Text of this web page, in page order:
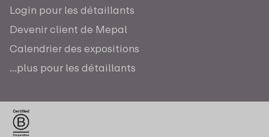
Login pour les détaillants
Devenir client de Mepal
Calendrier des expositions
...plus pour les détaillants